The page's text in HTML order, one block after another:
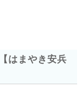
【はまやき安兵